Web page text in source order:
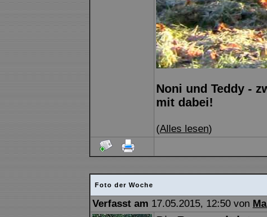
Noni und Teddy -
mit dabei!
(Alles lesen)
Foto der Woche
Verfasst am 17.05.2015, 12:50 von